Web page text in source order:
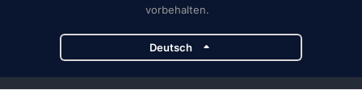
vorbehalten.
Deutsch